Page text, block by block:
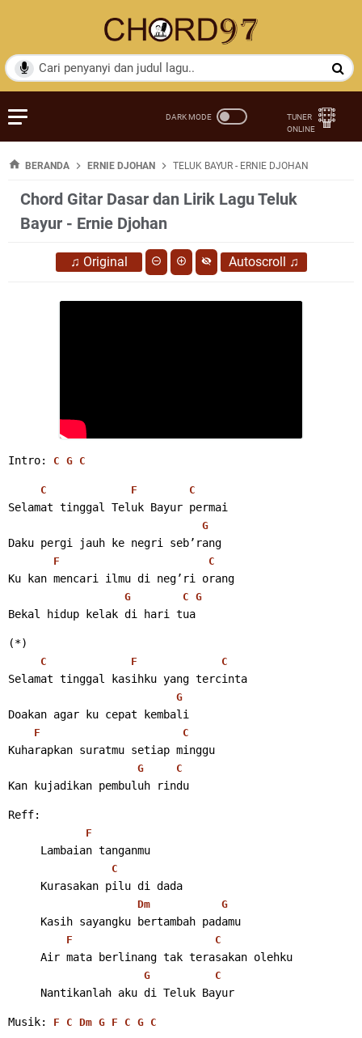
BERANDA ERNIE DJOHAN TELUK BAYUR - ERNIE DJOHAN
Chord Gitar Dasar dan Lirik Lagu Teluk
Bayur - Ernie Djohan
♫ Original Autoscroll ♫
Intro: C G C
C F C
Selamat tinggal Teluk Bayur permai
G
Daku pergi jauh ke negri seb’rang
F C
Ku kan mencari ilmu di neg’ri orang
G C G
Bekal hidup kelak di hari tua
(*)
C F C
Selamat tinggal kasihku yang tercinta
G
Doakan agar ku cepat kembali
F C
Kuharapkan suratmu setiap minggu
G C
Kan kujadikan pembuluh rindu
Reff:
F
Lambaian tanganmu
C
Kurasakan pilu di dada
Dm G
Kasih sayangku bertambah padamu
F C
Air mata berlinang tak terasakan olehku
G C
Nantikanlah aku di Teluk Bayur
Musik: F C Dm G F C G C